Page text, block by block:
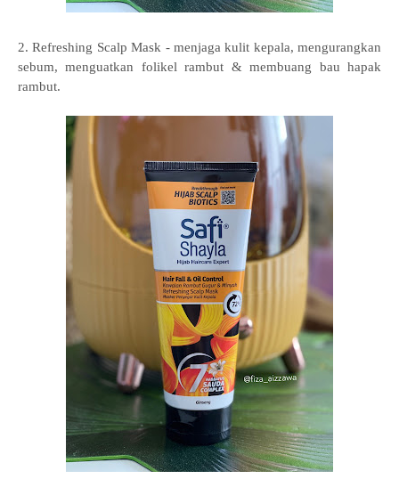
2. Refreshing Scalp Mask - menjaga kulit kepala, mengurangkan
sebum, menguatkan folikel rambut & membuang bau hapak
rambut.